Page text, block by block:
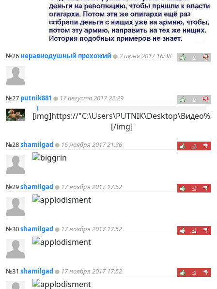
№26 неравнодушный прохожий 2 июня 2017 16:38 0
№27 putnik881 17 августа 2017 22:29 0
[img]https://
[/img]
№28shamilgad 16 ноября 2017 21:36 -1
№29shamilgad 17 ноября 2017 17:52 -1
№30shamilgad 17 ноября 2017 17:52 -1
№31 shamilgad 17 ноября 2017 17:52 -1